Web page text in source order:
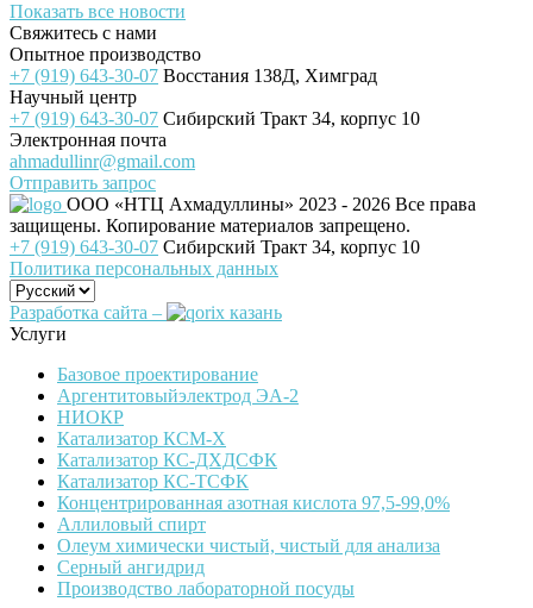
Показать все новости
Свяжитесь с нами
Опытное производство
+7 (919) 643-30-07 Восстания 138Д, Химград
Научный центр
+7 (919) 643-30-07 Сибирский Тракт 34, корпус 10
Электронная почта
ahmadullinr@gmail.com
Отправить запрос
ООО «НТЦ Ахмадуллины» 2023 - 2026 Все права
защищены. Копирование материалов запрещено.
+7 (919) 643-30-07 Сибирский Тракт 34, корпус 10
Политика персональных данных
Разработка сайта –
Услуги
Базовое проектирование
Аргентитовыйэлектрод ЭА-2
НИОКР
Катализатор КСМ-Х
Катализатор КС-ДХДСФК
Катализатор КС-ТСФК
Концентрированная азотная кислота 97,5-99,0%
Аллиловый спирт
Олеум химически чистый, чистый для анализа
Серный ангидрид
Производство лабораторной посуды